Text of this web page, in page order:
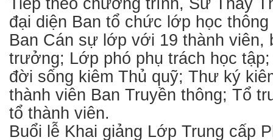
Tiếp theo chương trình, Sư Thầy
đại diện Ban tổ chức lớp học
Ban Cán sự lớp với 19 thành viên,
trưởng; Lớp phó phụ trách học
đời sống kiêm Thủ quỹ; Thư ký
thành viên Ban Truyền thông; Tổ
tổ thành viên.
Buổi lễ Khai giảng Lớp Trung cấp